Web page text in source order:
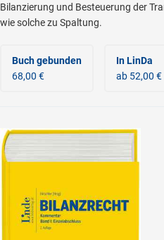
Bilanzierung und Besteuerung der
wie solche zu Spaltung.
Buch gebunden
68,00 €
In LinDa
ab 52,00 €